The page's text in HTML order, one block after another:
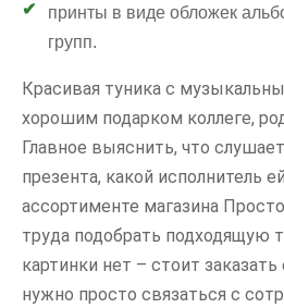
принты в виде обложек
групп.
Красивая туника с
хорошим подарком коллеге,
Главное выяснить, что
презента, какой исполнитель
ассортименте магазина
труда подобрать подходящую
картинки нет – стоит
нужно просто связаться с